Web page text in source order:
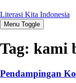
Literasi Kita Indonesia
Menu Toggle
Tag: kami
Pendampingan